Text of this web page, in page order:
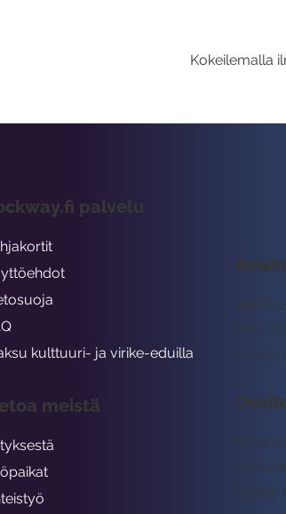
Kokeilemalla
Arkisin
045
00510
palvelu
kulttuuri- ja virike-eduilla
meistä